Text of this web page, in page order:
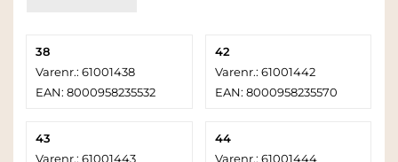
38
Varenr.: 61001438
EAN: 8000958235532
42
Varenr.: 61001442
EAN: 8000958235570
43
Varenr.: 61001443
44
Varenr.: 61001444